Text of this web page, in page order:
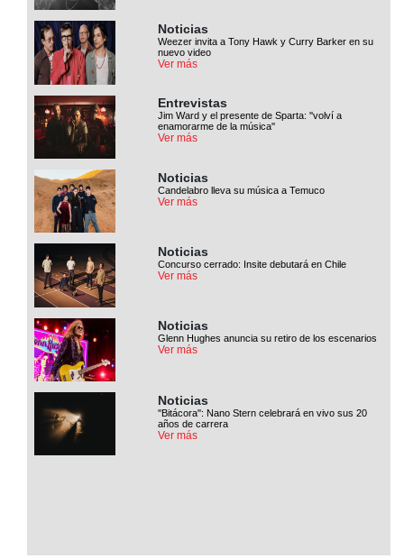
Noticias
Weezer invita a Tony Hawk y Curry Barker en su
nuevo video
Ver más
Entrevistas
Jim Ward y el presente de Sparta: ''volví a
enamorarme de la música''
Ver más
Noticias
Candelabro lleva su música a Temuco
Ver más
Noticias
Concurso cerrado: Insite debutará en Chile
Ver más
Noticias
Glenn Hughes anuncia su retiro de los escenarios
Ver más
Noticias
''Bitácora'': Nano Stern celebrará en vivo sus 20
años de carrera
Ver más